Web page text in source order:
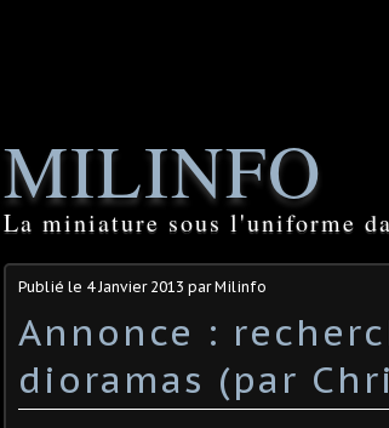
MILINFO
La miniature sous l'uniforme
Publié le 4 Janvier 2013 par Milinfo
Annonce :
dioramas (par